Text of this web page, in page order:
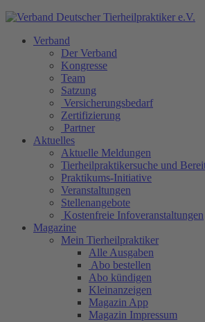
Verband
Der Verband
Kongresse
Team
Satzung
Versicherungsbedarf
Zertifizierung
Partner
Aktuelles
Aktuelle Meldungen
Tierheilpraktikersuche und
Praktikums-Initiative
Veranstaltungen
Stellenangebote
Kostenfreie Infoveranstaltungen
Magazine
Mein Tierheilpraktiker
Alle Ausgaben
Abo bestellen
Abo kündigen
Kleinanzeigen
Magazin App
Magazin Impressum